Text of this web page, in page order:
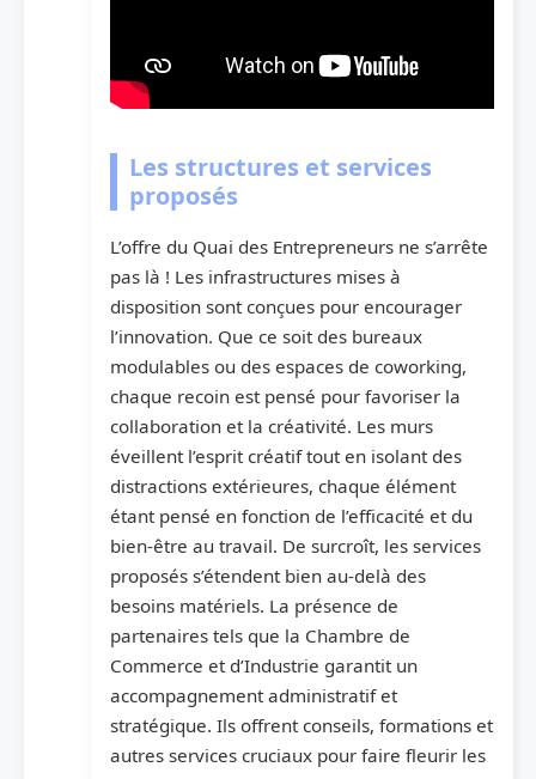
Les structures et services
proposés
L’offre du Quai des Entrepreneurs ne s’arrête
pas là ! Les infrastructures mises à
disposition sont conçues pour encourager
l’innovation. Que ce soit des bureaux
modulables ou des espaces de coworking,
chaque recoin est pensé pour favoriser la
collaboration et la créativité. Les murs
éveillent l’esprit créatif tout en isolant des
distractions extérieures, chaque élément
étant pensé en fonction de l’efficacité et du
bien-être au travail. De surcroît, les services
proposés s’étendent bien au-delà des
besoins matériels. La présence de
partenaires tels que la Chambre de
Commerce et d’Industrie garantit un
accompagnement administratif et
stratégique. Ils offrent conseils, formations et
autres services cruciaux pour faire fleurir les